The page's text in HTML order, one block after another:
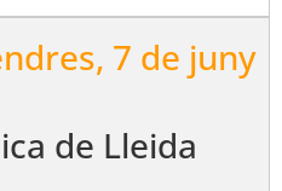
7 de juny
de Lleida